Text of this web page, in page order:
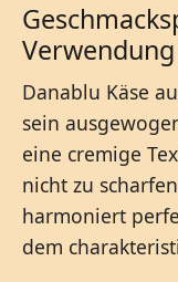
Verwendung
Danablu Käse
sein
eine cremige
nicht zu
harmoniert
dem